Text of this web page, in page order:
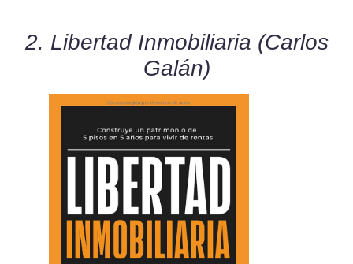
2. Libertad Inmobiliaria (Carlos
Galán)